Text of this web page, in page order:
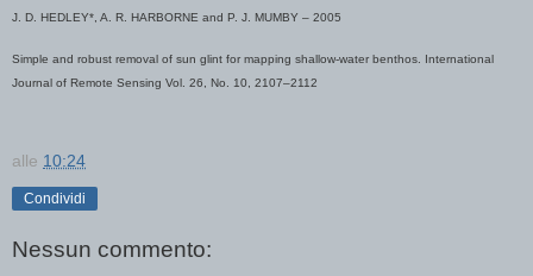
J. D. HEDLEY*, A. R. HARBORNE and P. J. MUMBY – 2005
Simple and robust removal of sun glint for mapping shallow-water benthos. International
Journal of Remote Sensing Vol. 26, No. 10, 2107–2112
alle 10:24
Condividi
Nessun commento: